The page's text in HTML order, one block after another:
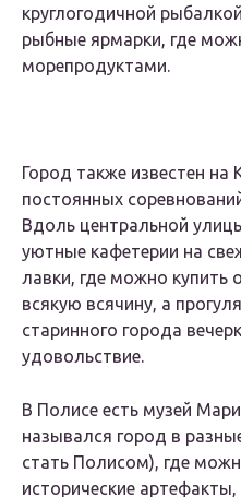
круглогодичной
рыбные ярмарки, где
морепродуктами.
Город также известен на
постоянных
Вдоль центральной
уютные кафетерии на
лавки, где можно купить
всякую всячину, а
старинного города
удовольствие.
В Полисе есть музей
назывался город в
стать Полисом), где
исторические